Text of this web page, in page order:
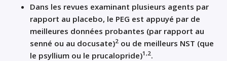
Dans les revues examinant plusieurs agents par
rapport au placebo, le PEG est appuyé par de
meilleures données probantes (par rapport au
senné ou au docusate)2 ou de meilleurs NST (que
le psyllium ou le prucalopride)1,2.